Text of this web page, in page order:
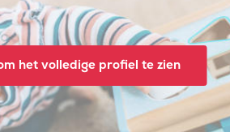
het volledige profiel te zien